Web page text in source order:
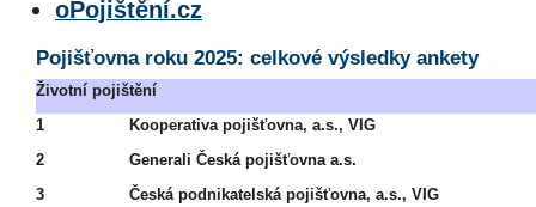
oPojištění.cz
Pojišťovna roku 2025: celkové výsledky ankety
Životní pojištění
1
Kooperativa pojišťovna, a.s., VIG
2
Generali Česká pojišťovna a.s.
3
Česká podnikatelská pojišťovna, a.s., VIG